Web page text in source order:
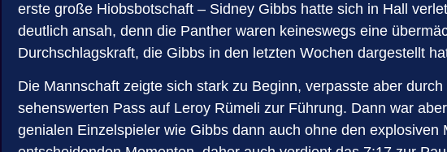
erste große Hiobsbotschaft – Sidney Gibbs hatte sich in Hall
deutlich ansah, denn die Panther waren keineswegs eine
Durchschlagskraft, die Gibbs in den letzten Wochen dargestellt
Die Mannschaft zeigte sich stark zu Beginn, verpasste aber
sehenswerten Pass auf Leroy Rümeli zur Führung. Dann war
genialen Einzelspieler wie Gibbs dann auch ohne den